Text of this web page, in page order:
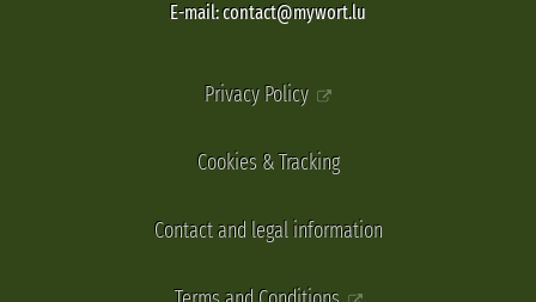
E-mail: contact@mywort.lu
Privacy Policy
Cookies & Tracking
Contact and legal information